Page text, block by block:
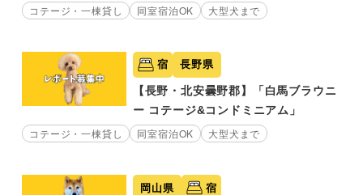
コテージ・一棟貸し 同室宿泊OK 大型犬まで
宿 長野県
【長野・北安曇野郡】「白馬ブラウニ
ー コテージ&コンドミニアム」
コテージ・一棟貸し 同室宿泊OK 大型犬まで
岡山県 宿